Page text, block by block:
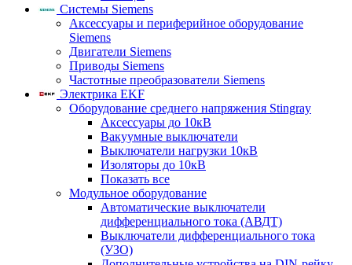
Системы Siemens
Аксессуары и периферийное оборудование
Siemens
Двигатели Siemens
Приводы Siemens
Частотные преобразователи Siemens
Электрика EKF
Оборудование среднего напряжения Stingray
Аксессуары до 10кВ
Вакуумные выключатели
Выключатели нагрузки 10кВ
Изоляторы до 10кВ
Показать все
Модульное оборудование
Автоматические выключатели
дифференциального тока (АВДТ)
Выключатели дифференциального тока
(УЗО)